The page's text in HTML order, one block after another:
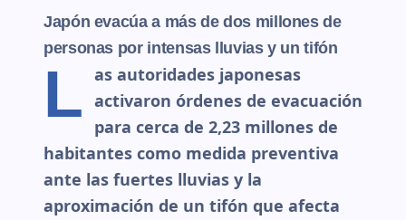
Japón evacúa a más de dos millones de
personas por intensas lluvias y un tifón
L as autoridades japonesas
activaron órdenes de evacuación
para cerca de 2,23 millones de
habitantes como medida preventiva
ante las fuertes lluvias y la
aproximación de un tifón que afecta